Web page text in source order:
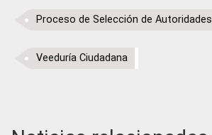
Proceso de Selección de Autoridades
Veeduría Ciudadana